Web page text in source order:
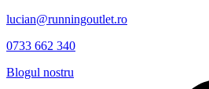
lucian@runningoutlet.ro
0733 662 340
Blogul nostru